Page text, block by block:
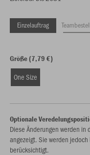
Einzelauftrag
Größe (7,79 €)
One Size
Optionale
Diese Änderungen werden
angezeigt. Sie werden
berücksichtigt.